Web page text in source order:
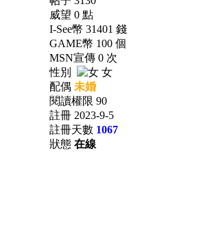
威望 0 點
I-See幣 31401 錢
GAME幣 100 個
MSN宣傳 0 次
性別
女
配偶 未婚
閱讀權限 90
註冊 2023-9-5
註冊天數 1067
狀態 在線